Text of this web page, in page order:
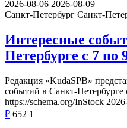
2026-08-06 2026-08-09
Санкт-Петербург Санкт-
Интересные
Петербурге с 7 по
Редакция «KudaSPB»
событий в Санкт-Петербурге
https://schema.org/InStock
₽ 652 1